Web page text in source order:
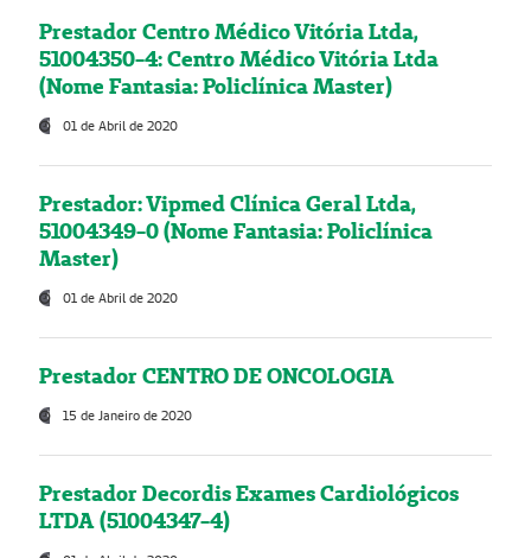
Prestador Centro Médico Vitória Ltda,
51004350-4: Centro Médico Vitória Ltda
(Nome Fantasia: Policlínica Master)
01 de Abril de 2020
Prestador: Vipmed Clínica Geral Ltda,
51004349-0 (Nome Fantasia: Policlínica
Master)
01 de Abril de 2020
Prestador CENTRO DE ONCOLOGIA
15 de Janeiro de 2020
Prestador Decordis Exames Cardiológicos
LTDA (51004347-4)